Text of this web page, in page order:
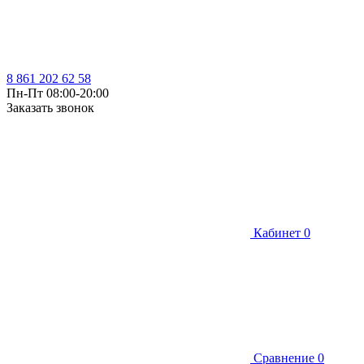
8 861 202 62 58
Пн-Пт 08:00-20:00
Заказать звонок
Кабинет 0
Сравнение 0